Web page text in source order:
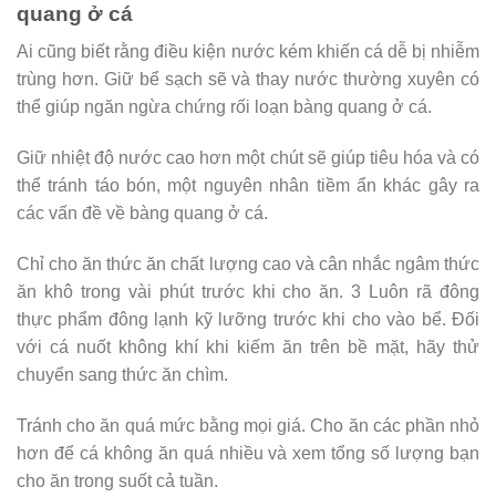
quang ở cá
Ai cũng biết rằng điều kiện nước kém khiến cá dễ bị nhiễm
trùng hơn. Giữ bể sạch sẽ và thay nước thường xuyên có
thể giúp ngăn ngừa chứng rối loạn bàng quang ở cá.
Giữ nhiệt độ nước cao hơn một chút sẽ giúp tiêu hóa và có
thể tránh táo bón, một nguyên nhân tiềm ẩn khác gây ra
các vấn đề về bàng quang ở cá.
Chỉ cho ăn thức ăn chất lượng cao và cân nhắc ngâm thức
ăn khô trong vài phút trước khi cho ăn. 3 Luôn rã đông
thực phẩm đông lạnh kỹ lưỡng trước khi cho vào bể. Đối
với cá nuốt không khí khi kiếm ăn trên bề mặt, hãy thử
chuyển sang thức ăn chìm.
Tránh cho ăn quá mức bằng mọi giá. Cho ăn các phần nhỏ
hơn để cá không ăn quá nhiều và xem tổng số lượng bạn
cho ăn trong suốt cả tuần.